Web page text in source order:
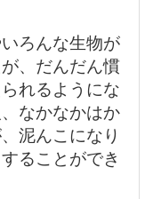
ろんな生物が
、だんだん慣
れるようにな
なかなかはか
泥んこになり
ることができ